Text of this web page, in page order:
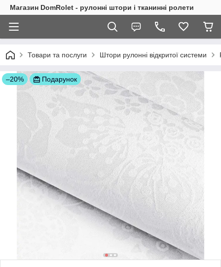
Магазин DomRolet - рулонні штори і тканинні ролети
Товари та послуги Штори рулонні відкритої системи
–20% Подарунок